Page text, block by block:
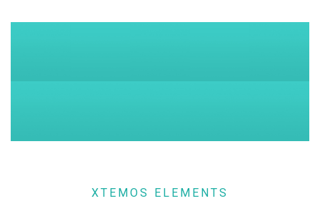
XTEMOS ELEMENTS